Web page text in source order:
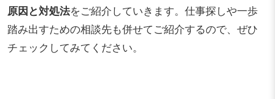
原因と対処法をご紹介していきます。仕事探しや一歩
踏み出すための相談先も併せてご紹介するので、ぜひ
チェックしてみてください。